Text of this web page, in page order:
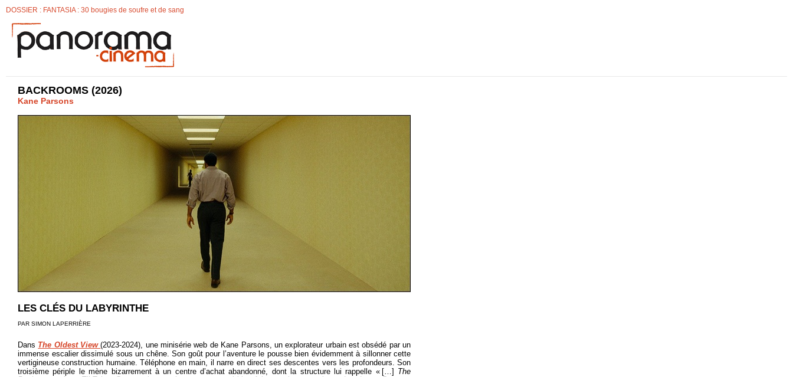
DOSSIER : FANTASIA : 30 bougies de soufre et de sang
BACKROOMS (2026)
Kane Parsons
LES CLÉS DU LABYRINTHE
PAR SIMON LAPERRIÈRE
Dans The Oldest View(2023-2024), une minisérie web de Kane Parsons, un explorateur urbain est obsédé par un
immense escalier dissimulé sous un chêne. Son goût pour l’aventure le pousse bien évidemment à sillonner cette
vertigineuse construction humaine. Téléphone en main, il narre en direct ses descentes vers les profondeurs. Son
troisième périple le mène bizarrement à un centre d’achat abandonné, dont la structure lui rappelle « […] The